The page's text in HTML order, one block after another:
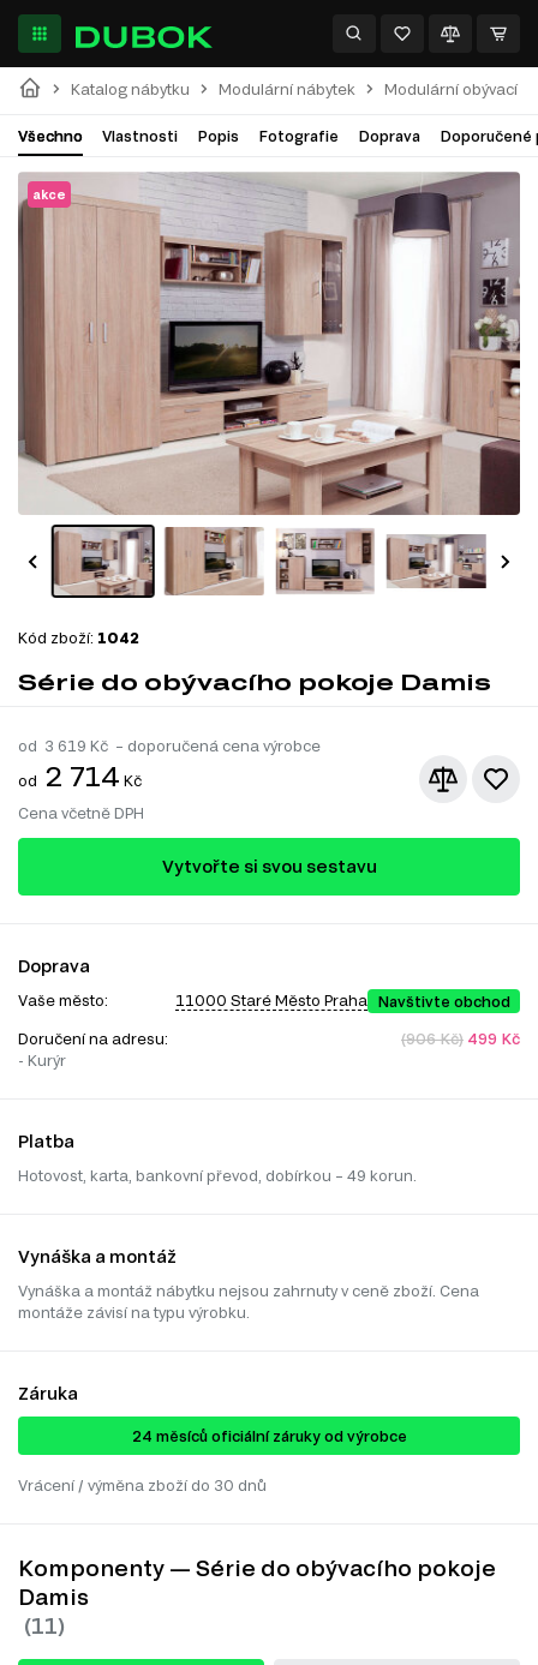
Katalog nábytku Modulární nábytek Modulární obývací
Všechno Vlastnosti Popis Fotografie Doprava Doporučené
akce
Kód zboží: 1042
Série do obývacího pokoje Damis
od 3 619 Kč – doporučená cena výrobce
od 2 714 Kč
Cena včetně DPH
Vytvořte si svou sestavu
Doprava
Vaše město: 11000 Staré Město Praha Navštivte obchod
Doručení na adresu:
- Kurýr
(906 Kč) 499 Kč
Platba
Hotovost, karta, bankovní převod, dobírkou – 49 korun.
Vynáška a montáž
Vynáška a montáž nábytku nejsou zahrnuty v ceně zboží. Cena
montáže závisí na typu výrobku.
Záruka
24 ​​​​měsíců oficiální záruky od výrobce
Vrácení / výměna zboží do 30 dnů
Komponenty — Série do obývacího pokoje
Damis